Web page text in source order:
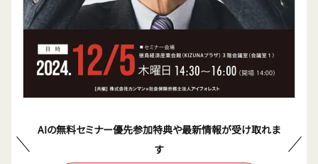
AIの無料セミナー優先参加特典や最新情報が受け取れま
す